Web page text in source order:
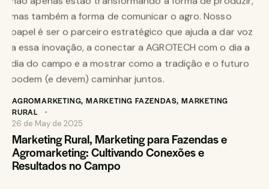
AGROMARKETING,MARKETING FAZENDAS,MARKETING
RURAL
26 de May de 2025
Marketing Rural, Marketing para Fazendas e
Agromarketing: Cultivando Conexões e
Resultados no Campo